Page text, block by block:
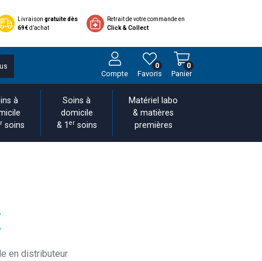
Livraisongratuite dès
69€d’achat
Retrait de votre commande en
Click & Collect
Compte Favoris
0
Panier
0
à
soins
Soins à
domicile
& 1 ersoins
Matériel labo
& matières
premières
en distributeur